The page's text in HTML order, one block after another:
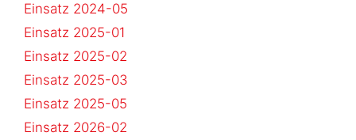
Einsatz 2024-05
Einsatz 2025-01
Einsatz 2025-02
Einsatz 2025-03
Einsatz 2025-05
Einsatz 2026-02